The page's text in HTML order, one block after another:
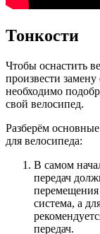
Тонкости
Чтобы оснастить
произвести
необходимо
свой велосипед.
Разберём
для велосипеда:
В самом
передач
перемещения
система, а
передач.